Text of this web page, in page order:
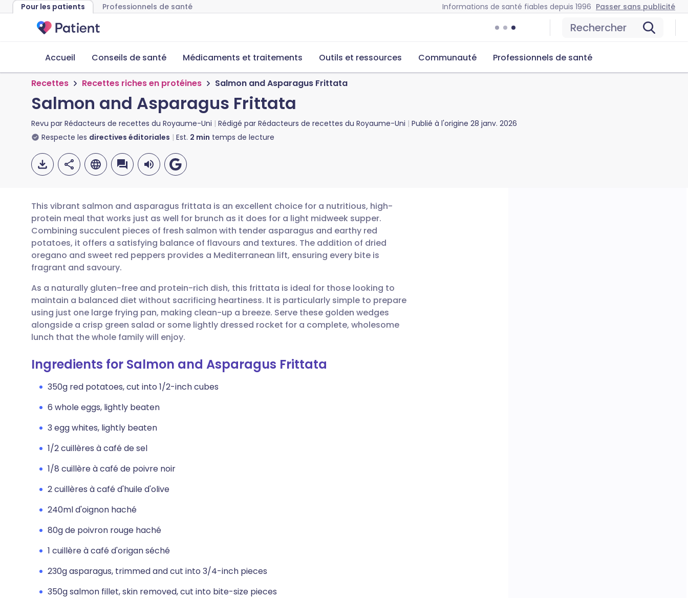
Pour les patients Professionnels de santé Informations de santé fiables depuis 1996 Passer sans publicité
Rechercher
Accueil Conseils de santé Médicaments et traitements Outils et ressources Communauté Professionnels de santé
Recettes Recettes riches en protéines Salmon and Asparagus Frittata
Salmon and Asparagus Frittata
Revu par Rédacteurs de recettes du Royaume-Uni Rédigé par Rédacteurs de recettes du Royaume-Uni Publié à l'origine 28 janv. 2026
Respecte les directives éditoriales Est. 2 min temps de lecture
Partager par email
Partager sur Facebook
Partager via LinkedIn
Partager via X
Copier le lien
🇬🇧 English 🇩🇪 Deutsch
🇪🇸 Español 🇫🇷 Français
🇮🇹 Italiano 🇵🇹 Português
🇮🇳 हिन्दी 🇮🇱 עברית
This vibrant salmon and asparagus frittata is an excellent choice for a nutritious, high-
protein meal that works just as well for brunch as it does for a light midweek supper.
Combining succulent pieces of fresh salmon with tender asparagus and earthy red
potatoes, it offers a satisfying balance of flavours and textures. The addition of dried
oregano and sweet red peppers provides a Mediterranean lift, ensuring every bite is
fragrant and savoury.
As a naturally gluten-free and protein-rich dish, this frittata is ideal for those looking to
maintain a balanced diet without sacrificing heartiness. It is particularly simple to prepare
using just one large frying pan, making clean-up a breeze. Serve these golden wedges
alongside a crisp green salad or some lightly dressed rocket for a complete, wholesome
lunch that the whole family will enjoy.
Ingredients for Salmon and Asparagus Frittata
350g red potatoes, cut into 1/2-inch cubes
6 whole eggs, lightly beaten
3 egg whites, lightly beaten
1/2 cuillères à café de sel
1/8 cuillère à café de poivre noir
2 cuillères à café d'huile d'olive
240ml d'oignon haché
80g de poivron rouge haché
1 cuillère à café d'origan séché
230g asparagus, trimmed and cut into 3/4-inch pieces
350g salmon fillet, skin removed, cut into bite-size pieces